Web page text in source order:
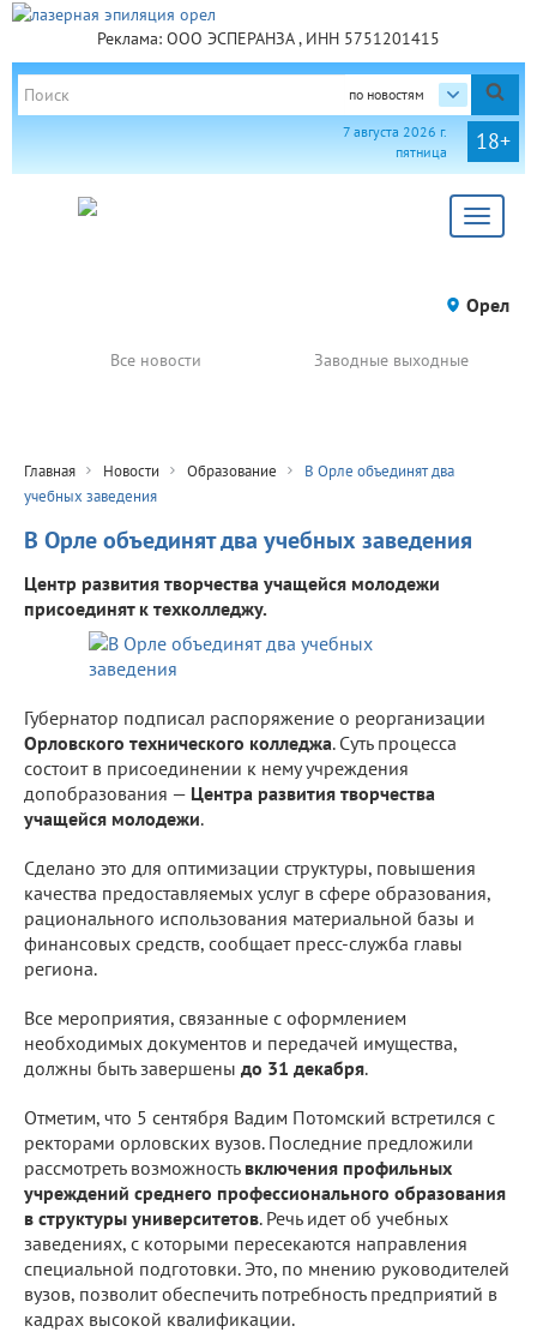
Реклама: ООО ЭСПЕРАНЗА , ИНН 5751201415
по новостям
18+
7 августа 2026 г.
пятница
Toggle
Орел
Все новости Заводные выходные
Главная Новости Образование
В Орле объединят два
учебных заведения
В Орле объединят два учебных заведения
Центр развития творчества учащейся молодежи
присоединят к техколледжу.
Губернатор подписал распоряжение о реорганизации
Орловского технического колледжа. Суть процесса
состоит в присоединении к нему учреждения
допобразования — Центра развития творчества
учащейся молодежи.
Сделано это для оптимизации структуры, повышения
качества предоставляемых услуг в сфере образования,
рационального использования материальной базы и
финансовых средств, сообщает пресс-служба главы
региона.
Все мероприятия, связанные с оформлением
необходимых документов и передачей имущества,
должны быть завершены до 31 декабря.
Отметим, что 5 сентября Вадим Потомский встретился с
ректорами орловских вузов. Последние предложили
рассмотреть возможность включения профильных
учреждений среднего профессионального образования
в структуры университетов. Речь идет об учебных
заведениях, с которыми пересекаются направления
специальной подготовки. Это, по мнению руководителей
вузов, позволит обеспечить потребность предприятий в
кадрах высокой квалификации.